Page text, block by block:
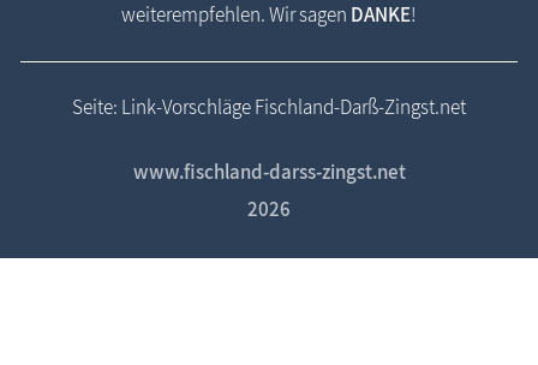
weiterempfehlen. Wir sagen DANKE!
Seite: Link-Vorschläge Fischland-Darß-Zingst.net
www.fischland-darss-zingst.net
2026